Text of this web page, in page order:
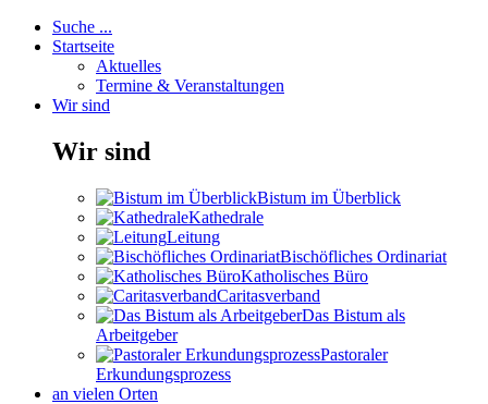
Suche ...
Startseite
Aktuelles
Termine & Veranstaltungen
Wir sind
Wir sind
Bistum im Überblick
Kathedrale
Leitung
Bischöfliches Ordinariat
Katholisches Büro
Caritasverband
Das Bistum als
Arbeitgeber
Pastoraler
Erkundungsprozess
an vielen Orten